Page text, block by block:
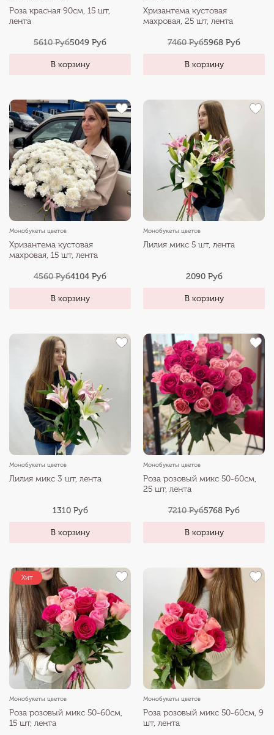
Роза красная 90см, 15 шт,
лента
5610 Руб5049 Руб
В корзину
Хризантема кустовая
махровая, 25 шт, лента
7460 Руб5968 Руб
В корзину
Монобукеты цветов
Хризантема кустовая
махровая, 15 шт, лента
4560 Руб4104 Руб
В корзину
Монобукеты цветов
Лилия микс 5 шт, лента
2090 Руб
В корзину
Монобукеты цветов
Лилия микс 3 шт, лента
1310 Руб
В корзину
Монобукеты цветов
Роза розовый микс 50-60см,
25 шт, лента
7210 Руб5768 Руб
В корзину
Хит
Монобукеты цветов
Роза розовый микс 50-60см,
15 шт, лента
Монобукеты цветов
Роза розовый микс 50-60см, 9
шт, лента